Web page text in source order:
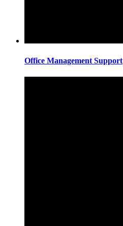
Office Management Support